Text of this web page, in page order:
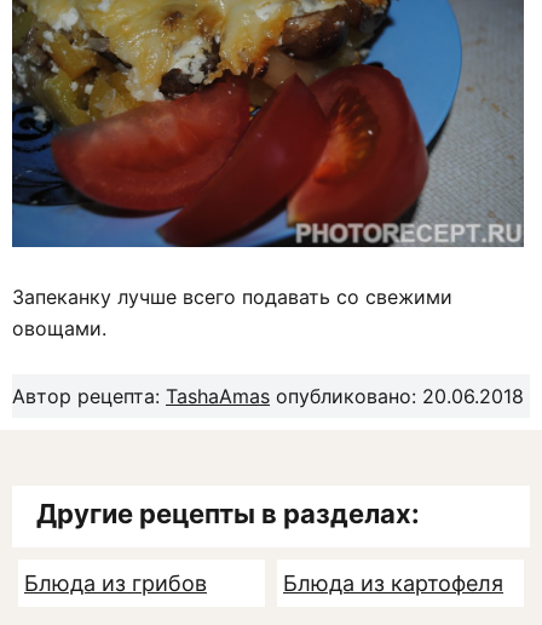
Запеканку лучше всего подавать со свежими
овощами.
Автор рецепта: TashaAmas опубликовано: 20.06.2018
Другие рецепты в разделах:
Блюда из грибов Блюда из картофеля